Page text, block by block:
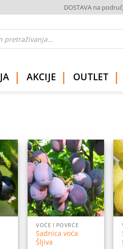
DOSTAVA na
AKCIJE OUTLET
Dodaj
na
listu
želja
VOĆE I POVRĆE
Sadnica voća
Šljiva